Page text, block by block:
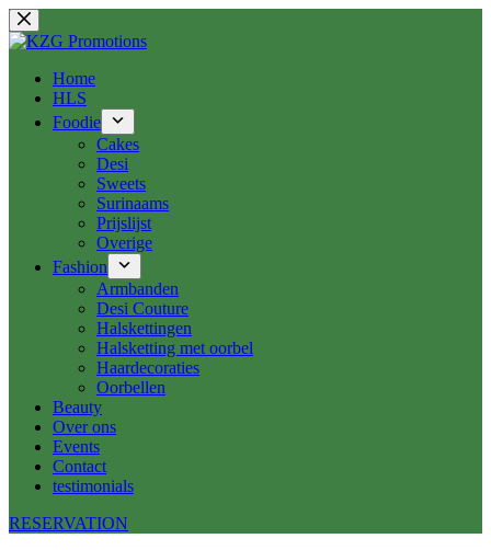
Ga
naar
inhoudHome
HLS
Foodie
Cakes
Desi
Sweets
Surinaams
Prijslijst
Overige
Fashion
Armbanden
Desi Couture
Halskettingen
Halsketting met oorbel
Haardecoraties
Oorbellen
Beauty
Over ons
Events
Contact
testimonials
RESERVATION